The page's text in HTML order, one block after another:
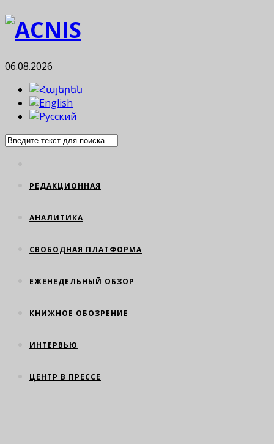
06.08.2026
РЕДАКЦИОННАЯ
АНАЛИТИКА
СВОБОДНАЯ ПЛАТФОРМА
ЕЖЕНЕДЕЛЬНЫЙ ОБЗОР
КНИЖНОЕ ОБОЗРЕНИЕ
ИНТЕРВЬЮ
ЦЕНТР В ПРЕССЕ